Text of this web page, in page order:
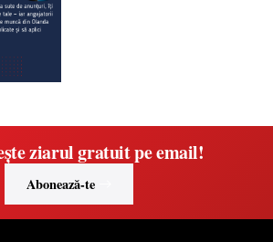
ziarul gratuit pe email!
Abonează-te